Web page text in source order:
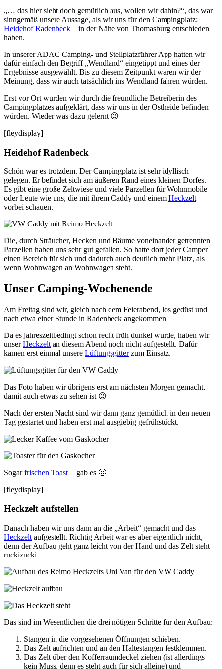
„… das hier sieht doch gemütlich aus, wollen wir dahin?“, das war
sinngemäß unsere Aussage, als wir uns für den Campingplatz:
Heidehof Radenbeck
in der Nähe von Thomasburg entschieden
haben.
In unserer ADAC Camping- und Stellplatzführer App hatten wir
dafür einfach den Begriff „Wendland“ eingetippt und eines der
Ergebnisse ausgewählt. Bis zu diesem Zeitpunkt waren wir der
Meinung, dass wir auch tatsächlich ins Wendland fahren würden.
Erst vor Ort wurden wir durch die freundliche Betreiberin des
Campingplatzes aufgeklärt, dass wir uns in der Ostheide befinden
würden. Wieder was dazu gelernt 😉
[fleydisplay]
Heidehof Radenbeck
Schön war es trotzdem. Der Campingplatz ist sehr idyllisch
gelegen. Er befindet sich am äußeren Rand eines kleinen Dorfes.
Es gibt eine große Zeltwiese und viele Parzellen für Wohnmobile
oder Leute wie uns, die mit ihrem Caddy und einem Heckzelt
vorbei schauen.
Die, durch Sträucher, Hecken und Bäume voneinander getrennten
Parzellen haben uns sehr gut gefallen. So hatte dort jeder Camper
einen Bereich für sich und dadurch auch deutlich mehr Platz, als
wenn Wohnwagen an Wohnwagen steht.
Unser Camping-Wochenende
Am Freitag sind wir, gleich nach dem Feierabend, los gedüst und
nach etwa einer Stunde in Radenbeck angekommen.
Da es jahreszeitbedingt schon recht früh dunkel wurde, haben wir
unserHeckzelt an diesem Abend noch nicht aufgestellt. Dafür
kamen erst einmal unsere Lüftungsgitterzum Einsatz.
Das Foto haben wir übrigens erst am nächsten Morgen gemacht,
damit auch etwas zu sehen ist 😉
Nach der ersten Nacht sind wir dann ganz gemütlich in den neuen
Tag gestartet und haben erst mal ausgiebig gefrühstückt.
Sogarfrischen Toast
gab es 🙂
[fleydisplay]
Heckzelt aufstellen
Danach haben wir uns dann an die „Arbeit“ gemacht und das
Heckzelt aufgestellt. Richtig Arbeit war es aber eigentlich nicht,
denn der Aufbau geht ganz leicht von der Hand und das Zelt steht
ruckizucki.
Das sind im Wesentlichen die drei nötigen Schritte für den Aufbau:
Stangen in die vorgesehenen Öffnungen schieben.
Das Zelt aufrichten und an den Haltestangen festklemmen.
Das Zelt über den Kofferraumdeckel ziehen (ist allerdings
kein Muss, denn es steht auch für sich alleine) und